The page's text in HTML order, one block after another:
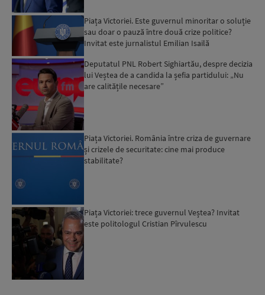
Piața Victoriei. Este guvernul minoritar o soluție
sau doar o pauză între două crize politice?
Invitat este jurnalistul Emilian Isailă
Deputatul PNL Robert Sighiartău, despre decizia
lui Veștea de a candida la șefia partidului: „Nu
are calitățile necesare”
Piața Victoriei. România între criza de guvernare
și crizele de securitate: cine mai produce
stabilitate?
Piața Victoriei: trece guvernul Veștea? Invitat
este politologul Cristian Pîrvulescu